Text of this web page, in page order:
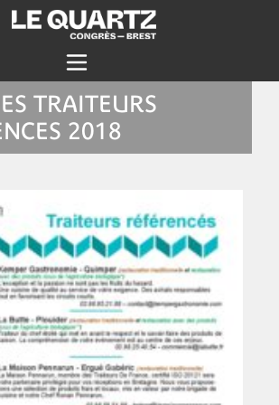
TRAITEURS
2018